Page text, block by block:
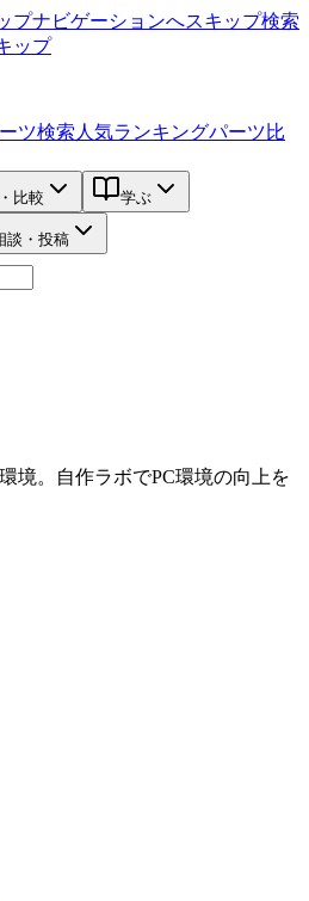
プナビゲーションへスキップ検索
ップ
ツ検索 人気ランキングパーツ比
比較 学ぶ
談・投稿
境。 自作ラボでPC環境の向上を